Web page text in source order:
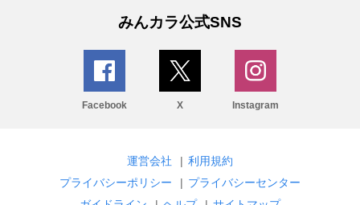
みんカラ公式SNS
Facebook X Instagram
運営会社 | 利用規約
プライバシーポリシー
| プライバシーセンター